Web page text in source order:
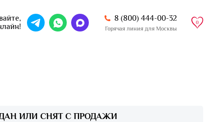
8 (800) 444-00-32
Горячая линия для Москвы
0
ИЛИ СНЯТ С ПРОДАЖИ